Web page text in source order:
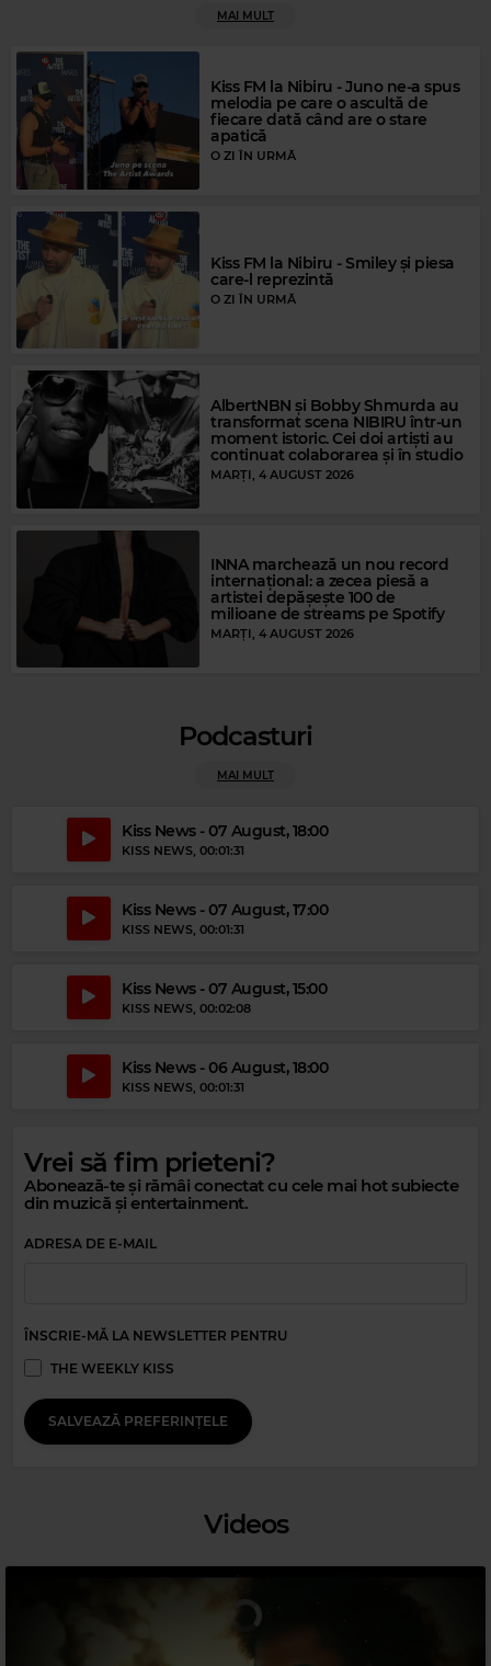
Magic Gold
THE EVERLY BROTHERS –ALL I HAVE TO DO IS DREAM
MAGIC PARTY MIX
FILV, EDMOFO FEAT. EMMA PETERS
MAI MULT
Kiss FM la Nibiru - Juno ne-a spus
melodia pe care o ascultă de
fiecare dată când are o stare
apatică
O ZI ÎN URMĂ
Kiss FM la Nibiru - Smiley și piesa
care-l reprezintă
O ZI ÎN URMĂ
AlbertNBN și Bobby Shmurda au
transformat scena NIBIRU într-un
moment istoric. Cei doi artiști au
continuat colaborarea și în studio
MARȚI, 4 AUGUST 2026
INNA marchează un nou record
internațional: a zecea piesă a
artistei depășește 100 de
milioane de streams pe Spotify
MARȚI, 4 AUGUST 2026
Podcasturi
MAI MULT
Kiss News - 07 August, 18:00
KISS NEWS , 00:01:31
Kiss News - 07 August, 17:00
KISS NEWS , 00:01:31
Kiss News - 07 August, 15:00
KISS NEWS , 00:02:08
Kiss News - 06 August, 18:00
KISS NEWS , 00:01:31
Vrei să fim prieteni?
Abonează-te și rămâi conectat cu cele mai hot subiecte
din muzică și entertainment.
ADRESA DE E-MAIL
ÎNSCRIE-MĂ LA NEWSLETTER PENTRU
THE WEEKLY KISS
SALVEAZĂ PREFERINȚELE
Videos